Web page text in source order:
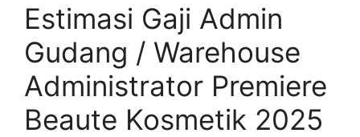
Estimasi Gaji Admin
Gudang / Warehouse
Administrator Premiere
Beaute Kosmetik 2025